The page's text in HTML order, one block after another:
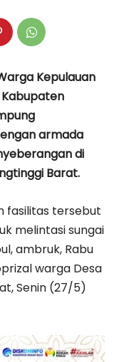
Kepulauan
armada
di
Barat.
fasilitas tersebut
melintasi sungai
ambruk, Rabu
warga Desa
Senin (27/5)